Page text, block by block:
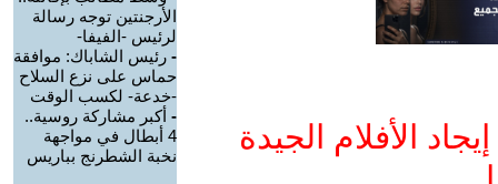
الأفلام الجيدة
الأرجنتين توجه رسالة
لرئيس -الفيفا-
- رئيس الشاباك: موافقة
حماس على نزع السلاح
-خدعة- لكسب الوقت
- أكبر مشاركة روسية..
4 أبطال في مواجهة
نخبة الشطرنج بباريس